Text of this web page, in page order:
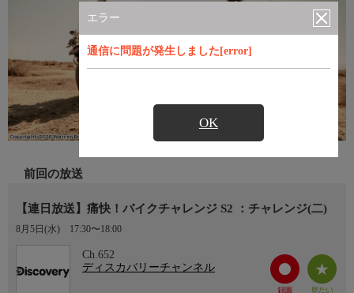
エラー
通信に問題が発生しました[error]
OK
前回の放送
【連日放送】痛快！バイクチャレンジ S2 ：チャレンジ(二)
8月5日(水) 17:30〜18:00
Ch.652
ディスカバリーチャンネル